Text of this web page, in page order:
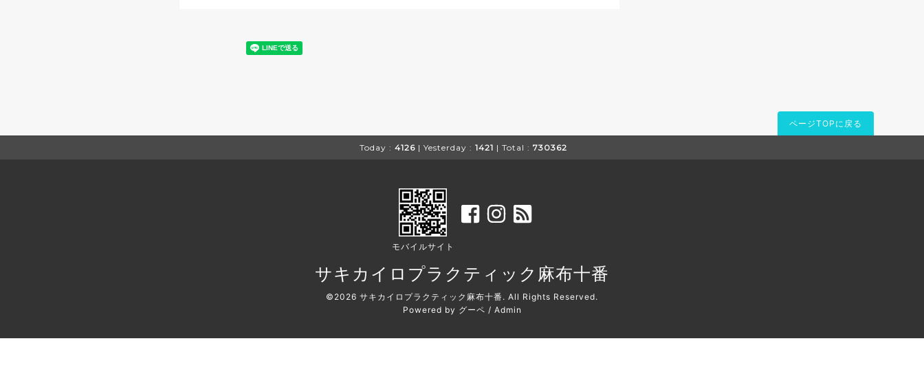
ページTOPに戻る
Today : 4126 | Yesterday : 1421 | Total : 730362
モバイルサイト
サキカイロプラクティック麻布十番
©2026 サキカイロプラクティック麻布十番 . All Rights Reserved.
Powered by グーペ / Admin